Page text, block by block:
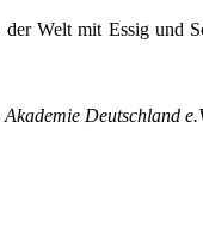
Welt mit Essig und
Akademie Deutschland